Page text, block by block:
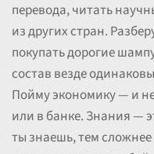
перевода, читать
из других стран.
покупать дорогие
состав везде
Пойму экономику — и
или в банке. Знания —
ты знаешь, тем сложнее